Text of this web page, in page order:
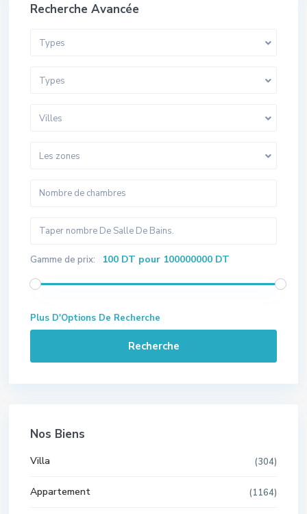
Recherche Avancée
Types
Types
Villes
Les zones
Gamme de prix: 100 DT pour 100000000 DT
Plus D'Options De Recherche
Recherche
Nos Biens
Villa (304)
Appartement (1164)